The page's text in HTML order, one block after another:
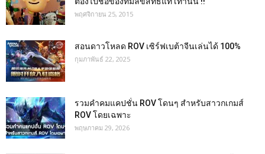
พฤศจิกายน 25, 2015
สอนดาวโหลด ROV เซิร์ฟเบต้าจีนเล่นได้ 100%
กุมภาพันธ์ 22, 2025
รวมคำคมแคปชั่น ROV โดนๆ สำหรับสาวกเกมส์
ROV โดยเฉพาะ
พฤษภาคม 29, 2026